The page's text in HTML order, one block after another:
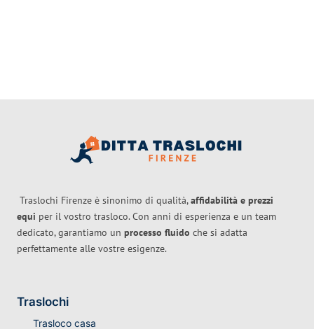
Traslochi Firenze è sinonimo di qualità,affidabilità e prezzi
equi per il vostro trasloco. Con anni di esperienza e un team
dedicato, garantiamo un processo fluido che si adatta
perfettamente alle vostre esigenze.
Traslochi
Trasloco casa